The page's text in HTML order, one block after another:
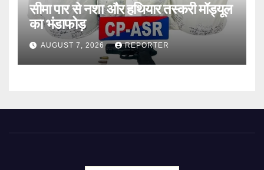
सीमा पार से नशा और हथियार तस्करी मॉड्यूल
का भंडाफोड़
AUGUST 7, 2026 REPORTER